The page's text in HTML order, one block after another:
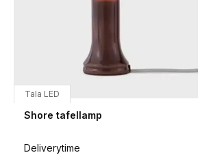
Tala LED
Shore tafellamp
Deliverytime